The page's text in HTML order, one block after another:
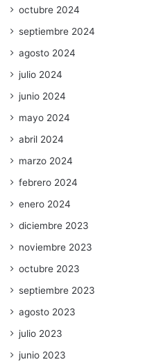
octubre 2024
septiembre 2024
agosto 2024
julio 2024
junio 2024
mayo 2024
abril 2024
marzo 2024
febrero 2024
enero 2024
diciembre 2023
noviembre 2023
octubre 2023
septiembre 2023
agosto 2023
julio 2023
junio 2023